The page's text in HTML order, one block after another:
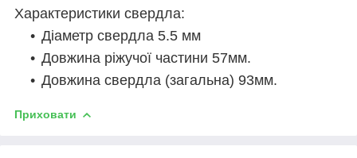
Характеристики свердла:
Діаметр свердла 5.5 мм
Довжина ріжучої частини 57мм.
Довжина свердла (загальна) 93мм.
Приховати